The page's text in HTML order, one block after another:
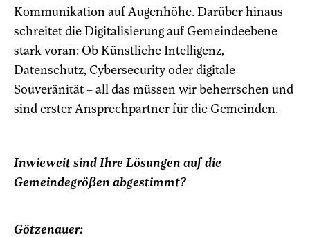
Kommunikation auf Augenhöhe. Darüber hinaus
schreitet die Digitalisierung auf Gemeindeebene
stark voran: Ob Künstliche Intelligenz,
Datenschutz, Cybersecurity oder digitale
Souveränität – all das müssen wir beherrschen und
sind erster Ansprechpartner für die Gemeinden.
Inwieweit sind Ihre Lösungen auf die
Gemeindegrößen abgestimmt?
Götzenauer: